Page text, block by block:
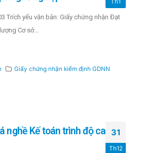
Trích yếu văn bản: Giấy chứng nhận Đạt
Cơ sở...
Giấy chứng nhận kiểm định GDNN
31
Th12
nghề Kế toán trình độ cao